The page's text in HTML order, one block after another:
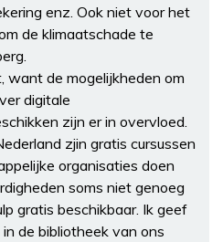
enz. Ook niet voor het
de klimaatschade te
want de mogelijkheden om
digitale
zijn er in overvloed.
zjin gratis cursussen
organisaties doen
soms niet genoeg
gratis beschikbaar. Ik geef
de bibliotheek van ons